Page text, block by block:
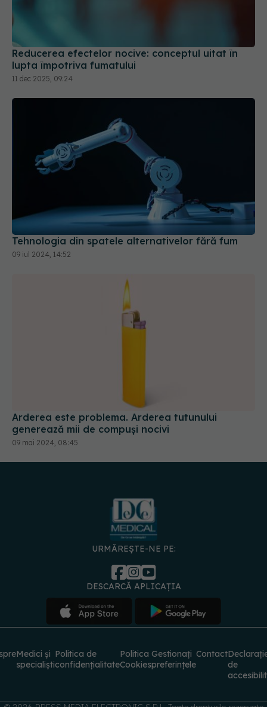
Reducerea efectelor nocive: conceptul uitat în
lupta împotriva fumatului
11 dec 2025, 09:24
Tehnologia din spatele alternativelor fără fum
09 iul 2024, 14:52
Arderea este problema. Arderea tutunului
generează mii de compuși nocivi
09 mai 2024, 08:45
URMĂREȘTE-NE PE:
DESCARCĂ APLICAȚIA
Medici și
specialiști
Politica de
confidențialitate
Politica
Cookies
Gestionați
preferințele
Contact
de